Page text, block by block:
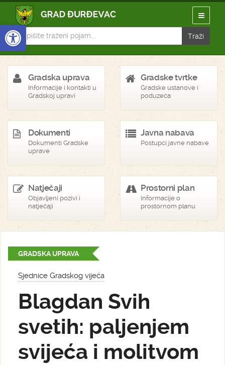
Open toolbar
Gradska uprava
Informacije i kontakti u
Gradskoj upravi
Gradske tvrtke
Gradske ustanove i
poduzeća
Dokumenti
Dokumenti Gradske
uprave
Javna nabava
Postupci javne nabave
Natječaji
Objavljeni pozivi i
natječaji
Prostorni plan
Informacije o
prostornom planu
GRADSKA UPRAVA
Sjednice Gradskog vijeća
Blagdan Svih
svetih: paljenjem
svijeća i molitvom